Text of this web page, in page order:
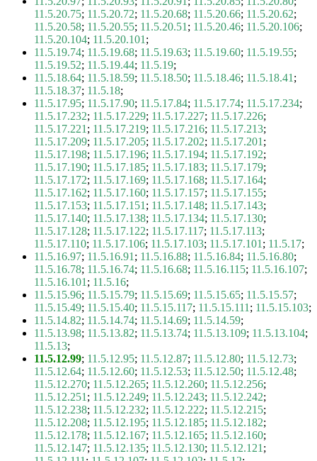
11.5.20.75; 11.5.20.72; 11.5.20.68; 11.5.20.66; 11.5.20.62;
11.5.20.58; 11.5.20.55; 11.5.20.51 ; 11.5.20.46; 11.5.20.106;
11.5.20.104; 11.5.20.101 ;
11.5.19.74; 11.5.19.68; 11.5.19.63; 11.5.19.60; 11.5.19.55;
11.5.19.52; 11.5.19.44; 11.5.19;
11.5.18.64; 11.5.18.59; 11.5.18.50; 11.5.18.46; 11.5.18.41 ;
11.5.18.37; 11.5.18;
11.5.17.95; 11.5.17.90; 11.5.17.84; 11.5.17.74; 11.5.17.234;
11.5.17.232; 11.5.17.229; 11.5.17.227; 11.5.17.226;
11.5.17.221 ; 11.5.17.219; 11.5.17.216; 11.5.17.213;
11.5.17.209; 11.5.17.205; 11.5.17.202; 11.5.17.201 ;
11.5.17.198; 11.5.17.196; 11.5.17.194; 11.5.17.192;
11.5.17.190; 11.5.17.185; 11.5.17.183; 11.5.17.179;
11.5.17.172; 11.5.17.169; 11.5.17.168; 11.5.17.164;
11.5.17.162; 11.5.17.160; 11.5.17.157; 11.5.17.155;
11.5.17.153; 11.5.17.151 ; 11.5.17.148; 11.5.17.143;
11.5.17.140; 11.5.17.138; 11.5.17.134; 11.5.17.130;
11.5.17.128; 11.5.17.122; 11.5.17.117; 11.5.17.113;
11.5.17.110; 11.5.17.106; 11.5.17.103; 11.5.17.101 ; 11.5.17;
11.5.16.97; 11.5.16.91 ; 11.5.16.88; 11.5.16.84; 11.5.16.80;
11.5.16.78; 11.5.16.74; 11.5.16.68; 11.5.16.115; 11.5.16.107;
11.5.16.101 ; 11.5.16;
11.5.15.96; 11.5.15.79; 11.5.15.69; 11.5.15.65; 11.5.15.57;
11.5.15.49; 11.5.15.40; 11.5.15.117; 11.5.15.111 ; 11.5.15.103;
11.5.14.82; 11.5.14.74; 11.5.14.69; 11.5.14.59;
11.5.13.98; 11.5.13.82; 11.5.13.74; 11.5.13.109; 11.5.13.104;
11.5.13;
11.5.12.99; 11.5.12.95; 11.5.12.87; 11.5.12.80; 11.5.12.73;
11.5.12.64; 11.5.12.60; 11.5.12.53; 11.5.12.50; 11.5.12.48;
11.5.12.270; 11.5.12.265; 11.5.12.260; 11.5.12.256;
11.5.12.251 ; 11.5.12.249; 11.5.12.243; 11.5.12.242;
11.5.12.238; 11.5.12.232; 11.5.12.222; 11.5.12.215;
11.5.12.208; 11.5.12.195; 11.5.12.185; 11.5.12.182;
11.5.12.178; 11.5.12.167; 11.5.12.165; 11.5.12.160;
11.5.12.147; 11.5.12.135; 11.5.12.130; 11.5.12.121 ;